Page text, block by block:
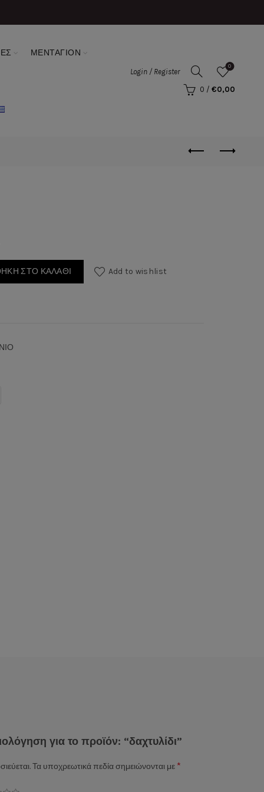
ΜΕΝΤΑΓΙΟΝ
Login / Register
0
0 / €0,00
ΣΤΟ ΚΑΛΆΘΙ Add to wishlist
για το προϊόν: “δαχτυλίδι”
Τα υποχρεωτικά πεδία σημειώνονται με *